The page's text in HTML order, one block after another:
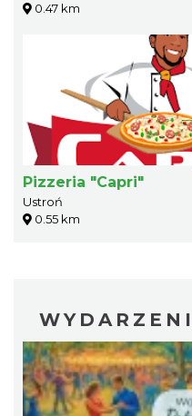
0.47 km
Pizzeria "Capri"
Ustroń
0.55 km